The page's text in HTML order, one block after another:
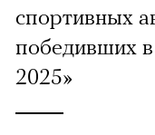
спортивных
победивших
2025»